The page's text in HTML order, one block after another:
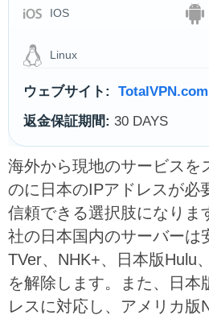
IOS
Linux
ウェブサイト:
TotalVPN.com
返金保証期間: 30 DAYS
海外から現地のサービスを
のに日本のIPアドレスが必
信頼できる選択肢になりま
社の日本国内のサーバーは
TVer、NHK+、日本版Hulu
を解除します。また、日本
レスに対応し、アメリカ版